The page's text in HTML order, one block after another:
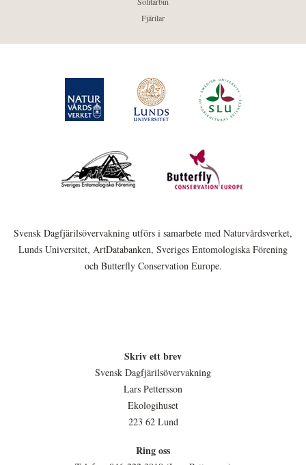
Fjärilar
Svensk Dagfjärilsövervakning utförs i samarbete med Naturvårdsverket,
Lunds Universitet, ArtDatabanken, Sveriges Entomologiska Förening
och Butterfly Conservation Europe.
Skriv ett brev
Svensk Dagfjärilsövervakning
Lars Pettersson
Ekologihuset
223 62 Lund
Ring oss